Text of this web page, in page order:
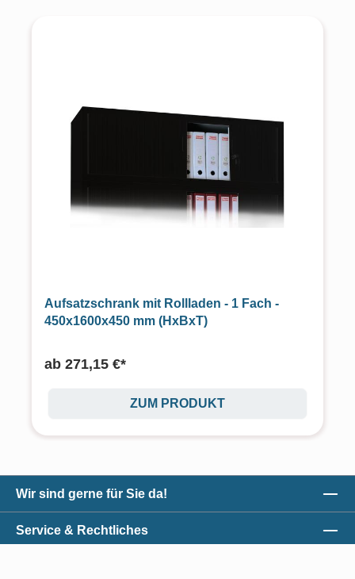
Aufsatzschrank mit Rollladen - 1 Fach -
450x1600x450 mm (HxBxT)
ab 271,15 €*
ZUM PRODUKT
Wir sind gerne für Sie da!
Service & Rechtliches